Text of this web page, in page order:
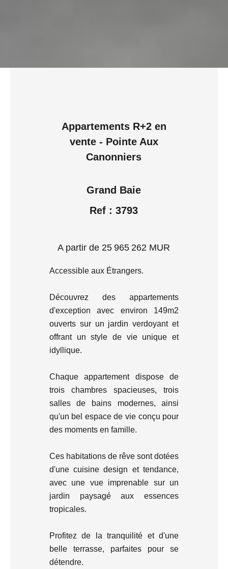
Appartements R+2 en
vente - Pointe Aux
Canonniers
Grand Baie
Ref : 3793
A partir de 25 965 262 MUR
Accessible aux Étrangers.
Découvrez des appartements
d'exception avec environ 149m2
ouverts sur un jardin verdoyant et
offrant un style de vie unique et
idyllique.
Chaque appartement dispose de
trois chambres spacieuses, trois
salles de bains modernes, ainsi
qu'un bel espace de vie conçu pour
des moments en famille.
Ces habitations de rêve sont dotées
d'une cuisine design et tendance,
avec une vue imprenable sur un
jardin paysagé aux essences
tropicales.
Profitez de la tranquilité et d'une
belle terrasse, parfaites pour se
détendre.